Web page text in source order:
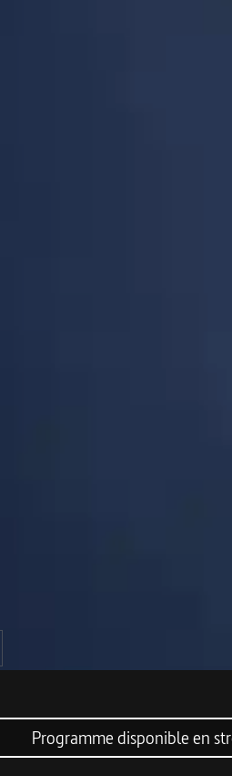
Programme disponible en